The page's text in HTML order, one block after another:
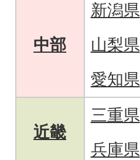
中部
新潟県
山梨県
愛知県
近畿
三重県
兵庫県